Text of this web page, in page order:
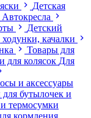
Детская
Автокресла
Детский
качалки
Товары для
для колясок Для
и аксессуары
бутылочек и
термосумки
кормления